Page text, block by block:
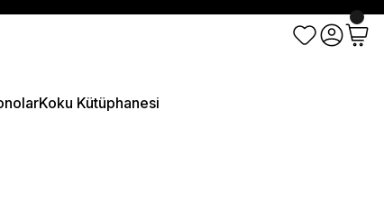
Koku Kütüphanesi